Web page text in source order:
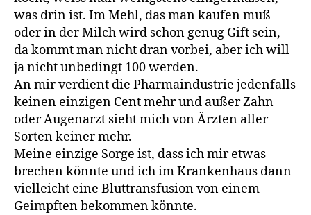
was drin ist. Im Mehl, das man kaufen muß
oder in der Milch wird schon genug Gift sein,
da kommt man nicht dran vorbei, aber ich will
ja nicht unbedingt 100 werden.
An mir verdient die Pharmaindustrie jedenfalls
keinen einzigen Cent mehr und außer Zahn-
oder Augenarzt sieht mich von Ärzten aller
Sorten keiner mehr.
Meine einzige Sorge ist, dass ich mir etwas
brechen könnte und ich im Krankenhaus dann
vielleicht eine Bluttransfusion von einem
Geimpften bekommen könnte.